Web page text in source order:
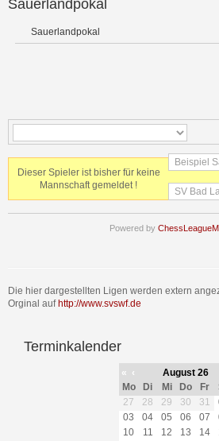
Sauerlandpokal
Sauerlandpokal
Dieser Spieler ist bisher für keine
Mannschaft gemeldet !
Powered by
Die hier dargestellten Ligen werden extern
Orginal auf http://www.svswf.de
Terminkalender
« ‹ August 26
Mo
Di Mi Do Fr
27
28 29 30 31
03
04 05 06 07
10
11 12 13 14